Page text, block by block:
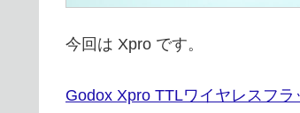
今回は Xpro です。
Godox Xpro TTLワイヤレスフ